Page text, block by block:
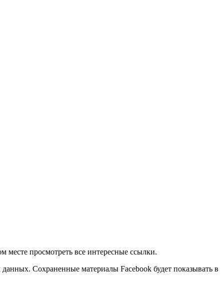
просмотреть все интересные ссылки.
Сохраненные материалы Facebook будет показывать в